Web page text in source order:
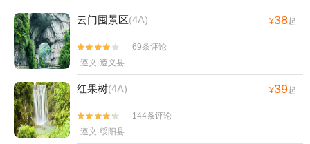
云门囤景区(4A) ¥38起


69条评论
遵义·遵义县
红果树(4A) ¥39起


144条评论
遵义·绥阳县